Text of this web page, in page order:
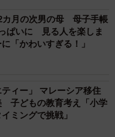
は一変し、母である投
う表現が浮かんだそ
ある日、写真を撮るとき
を見て、北条政子に似
」
条家に親近感を感じた
カ月の次男の母 母子手帳
ぱいに 見る人を楽しま
「かわいすぎる！」
ティー」 マレーシア移住
子どもの教育考え「小学
ミングで挑戦」